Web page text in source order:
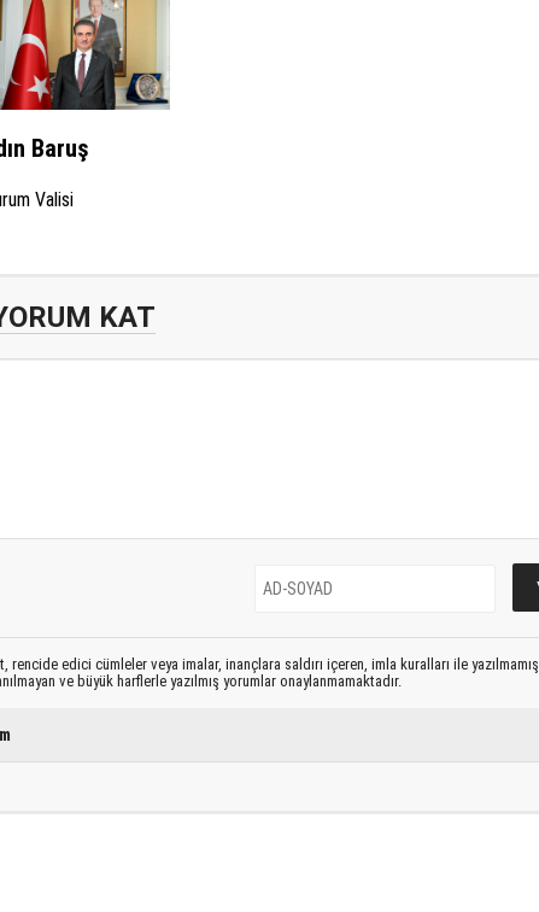
Baruş
Valisi
KAT
rencide edici cümleler veya imalar, inançlara saldırı içeren, imla kuralları ile yazılmamış,
ve büyük harflerle yazılmış yorumlar onaylanmamaktadır.